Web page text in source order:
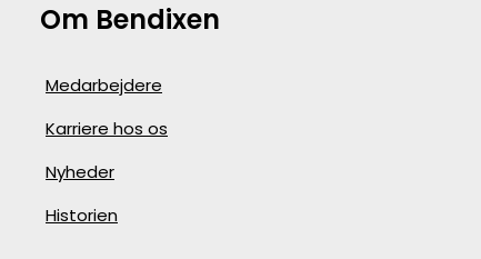
Om Bendixen
Medarbejdere
Karriere hos os
Nyheder
Historien